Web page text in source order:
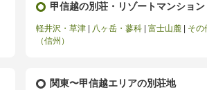
甲信越の別荘・リゾートマンション
軽井沢・草津 八ヶ岳・蓼科 富士山麓
その
（信州）
関東〜甲信越エリアの別荘地